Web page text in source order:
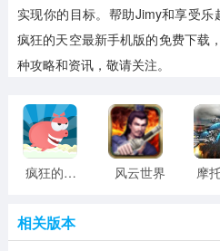
实现你的目标。帮助Jimy和享受
疯狂的天空最新手机版的免费下载
种攻略和资讯，敬请关注。
疯狂的天空 风云世界
相关版本